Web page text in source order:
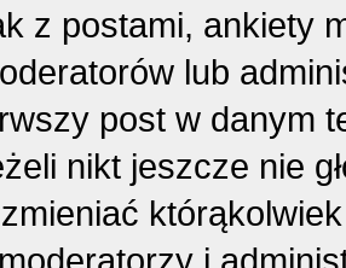
z postami, ankiety
lub
post w danym
nikt jeszcze nie